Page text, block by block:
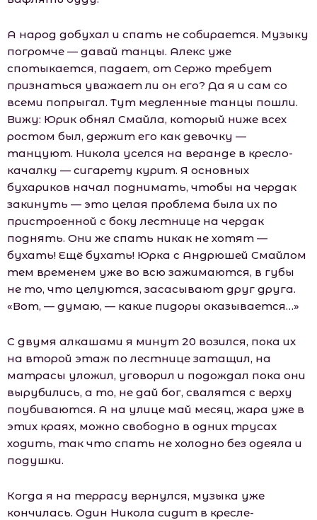
А народ добухал и спать не собирается. Музыку
погромче — давай танцы. Алекс уже
спотыкается, падает, от Сержо требует
признаться уважает ли он его? Да я и сам со
всеми попрыгал. Тут медленные танцы пошли.
Вижу: Юрик обнял Смайла, который ниже всех
ростом был, держит его как девочку —
танцуют. Никола уселся на веранде в кресло-
качалку — сигарету курит. Я основных
бухариков начал поднимать, чтобы на чердак
закинуть — это целая проблема была их по
пристроенной с боку лестнице на чердак
поднять. Они же спать никак не хотят —
бухать! Ещё бухать! Юрка с Андрюшей Смайлом
тем временем уже во всю зажимаются, в губы
не то, что целуются, засасывают друг друга.
«Вот, — думаю, — какие пидоры оказывается…»
С двумя алкашами я минут 20 возился, пока их
на второй этаж по лестнице затащил, на
матрасы уложил, уговорил и подождал пока они
вырубились, а то, не дай бог, свалятся с верху
поубиваются. А на улице май месяц, жара уже в
этих краях, можно свободно в одних трусах
ходить, так что спать не холодно без одеяла и
подушки.
Когда я на террасу вернулся, музыка уже
кончилась. Один Никола сидит в кресле-